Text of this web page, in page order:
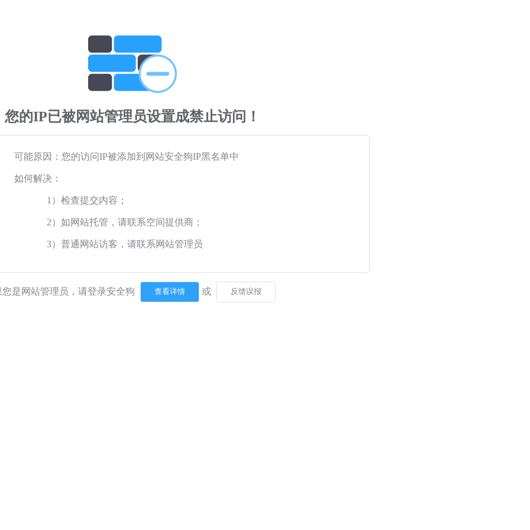
您的IP已被网站管理员设置成禁止访问！
可能原因：您的访问IP被添加到网站安全狗IP黑名单中
如何解决：
1）检查提交内容；
2）如网站托管，请联系空间提供商；
3）普通网站访客，请联系网站管理员
您是网站管理员，请登录安全狗 或